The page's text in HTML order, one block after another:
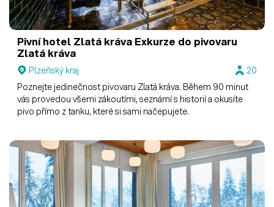
Pivní hotel Zlatá kráva Exkurze do pivovaru
Zlatá kráva
Plzeňský kraj
20
Poznejte jedinečnost pivovaru Zlatá kráva. Během 90 minut
vás provedou všemi zákoutími, seznámí s historií a okusíte
pivo přímo z tanku, které si sami načepujete.